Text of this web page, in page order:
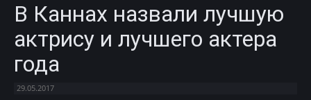
В Каннах назвали лучшую
актрису и лучшего актера
года
29.05.2017